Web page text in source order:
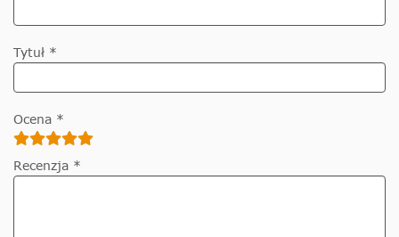
Tytuł *
Ocena *
Recenzja *